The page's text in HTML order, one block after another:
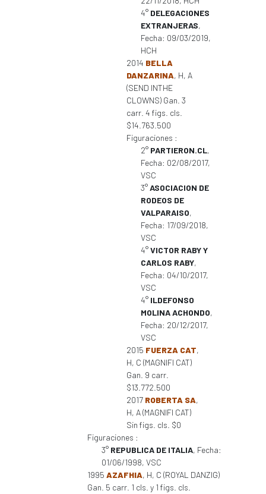
4° DELEGACIONES
EXTRANJERAS,
Fecha: 09/03/2019,
HCH
2014 BELLA
DANZARINA, H, A
(SEND INTHE
CLOWNS) Gan. 3
carr. 4 figs. cls.
$14.763.500
Figuraciones :
2° PARTIERON.CL,
Fecha: 02/08/2017,
VSC
3°ASOCIACION DE
RODEOS DE
VALPARAISO,
Fecha: 17/09/2018,
VSC
4°VICTOR RABY Y
CARLOS RABY,
Fecha: 04/10/2017,
VSC
4° ILDEFONSO
MOLINA ACHONDO,
Fecha: 20/12/2017,
VSC
2015 FUERZA CAT,
H, C (MAGNIFI CAT)
Gan. 9 carr.
$13.772.500
2017 ROBERTA SA,
H, A (MAGNIFI CAT)
Sin figs. cls. $0
Figuraciones :
3° REPUBLICA DE ITALIA, Fecha:
01/06/1998, VSC
1995 AZAFHIA, H, C (ROYAL DANZIG)
Gan. 5 carr. 1 cls. y 1 figs. cls.